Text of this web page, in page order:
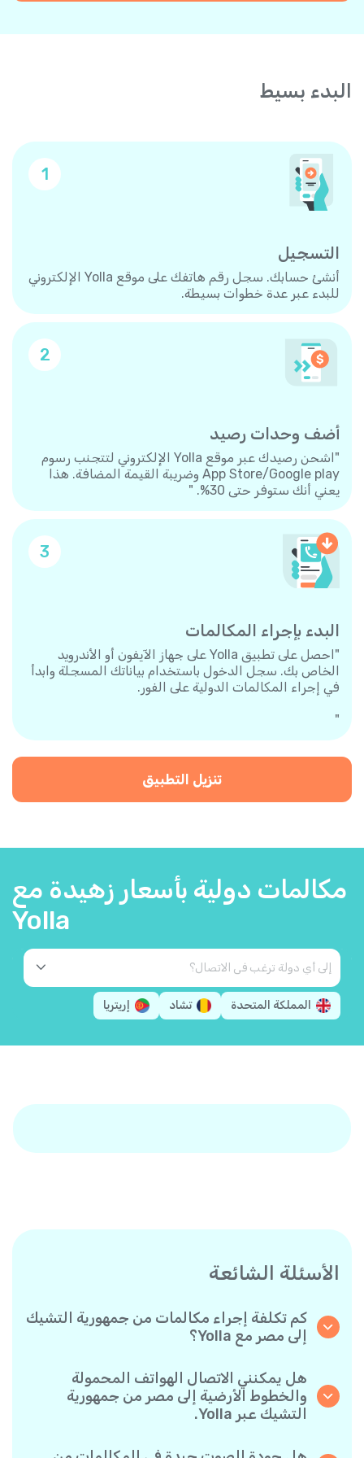
البدء بسيط
1
التسجيل
أنشئ حسابك. سجل رقم هاتفك على موقع Yolla الإلكتروني
للبدء عبر عدة خطوات بسيطة.
2
أضف وحدات رصيد
"اشحن رصيدك عبر موقع Yolla الإلكتروني لتتجنب رسوم
App Store/Google play وضريبة القيمة المضافة. هذا
يعني أنك ستوفر حتى 30%. "
3
البدء بإجراء المكالمات
"احصل على تطبيق Yolla على جهاز الآيفون أو الأندرويد
الخاص بك. سجل الدخول باستخدام بياناتك المسجلة وابدأ
في إجراء المكالمات الدولية على الفور.
"
تنزيل التطبيق
مكالمات دولية بأسعار زهيدة مع
Yolla
المملكة المتحدة تشاد إريتريا
الأسئلة الشائعة
كم تكلفة إجراء مكالمات من جمهورية التشيك
إلى مصر مع Yolla؟
إلى مصر. يمكنك ببساطة التحقق من أحدث الأسعار
في التطبيق - بدون رسوم خفية أو مفاجآت.
هل يمكنني الاتصال الهواتف المحمولة
والخطوط الأرضية إلى مصر من جمهورية
التشيك عبر Yolla.
المحمولة والخطوط الأرضية إلى مصر بكل سهولة.